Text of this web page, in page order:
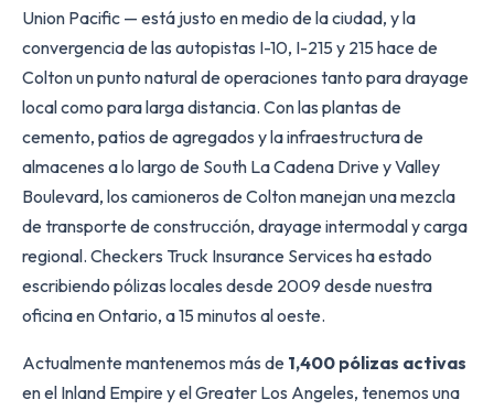
Union Pacific — está justo en medio de la ciudad, y la
convergencia de las autopistas I-10, I-215 y 215 hace de
Colton un punto natural de operaciones tanto para drayage
local como para larga distancia. Con las plantas de
cemento, patios de agregados y la infraestructura de
almacenes a lo largo de South La Cadena Drive y Valley
Boulevard, los camioneros de Colton manejan una mezcla
de transporte de construcción, drayage intermodal y carga
regional. Checkers Truck Insurance Services ha estado
escribiendo pólizas locales desde 2009 desde nuestra
oficina en Ontario, a 15 minutos al oeste.
Actualmente mantenemos más de 1,400 pólizas activas
en el Inland Empire y el Greater Los Angeles, tenemos una